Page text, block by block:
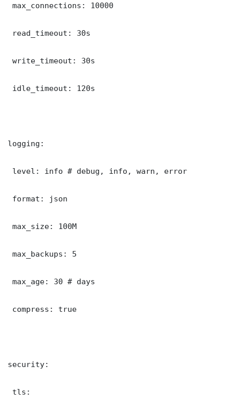
max_connections: 10000
read_timeout: 30s
write_timeout: 30s
idle_timeout: 120s
logging:
level: info # debug, info, warn, error
format: json
max_size: 100M
max_backups: 5
max_age: 30 # days
compress: true
security:
tls: